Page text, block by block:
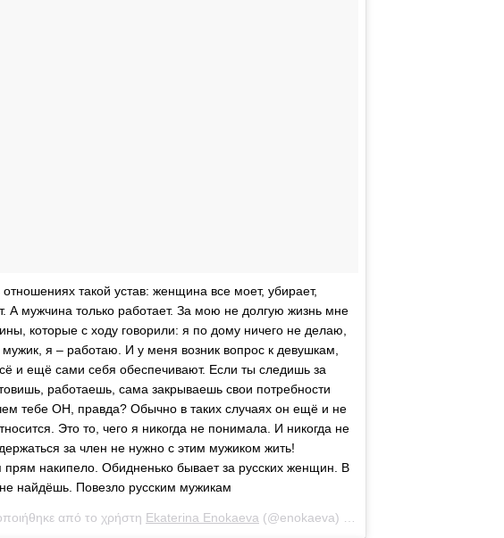
такой устав: женщина все моет, убирает,
А мужчина только работает. За мою не долгую жизнь мне
которые с ходу говорили: я по дому ничего не делаю,
я – работаю. И у меня возник вопрос к девушкам,
и ещё сами себя обеспечивают. Если ты следишь за
работаешь, сама закрываешь свои потребности
тебе ОН, правда? Обычно в таких случаях он ещё и не
Это то, чего я никогда не понимала. И никогда не
за член не нужно с этим мужиком жить!
прям накипело. Обидненько бывает за русских женщин. В
найдёшь. Повезло русским мужикам
από το χρήστη Ekaterina Enokaeva (@enokaeva) στις